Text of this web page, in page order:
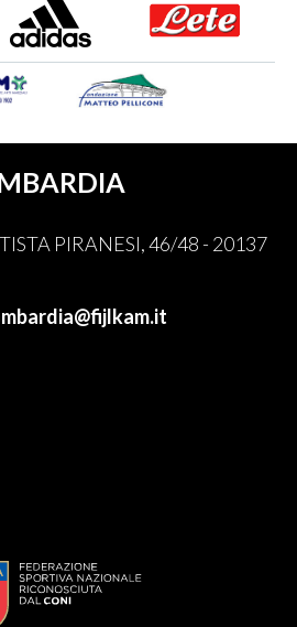
PIRANESI, 46/48 - 20137